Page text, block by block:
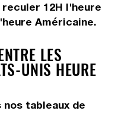
reculer 12H l'heure
Américaine.
LES
UNIS HEURE
tableaux de